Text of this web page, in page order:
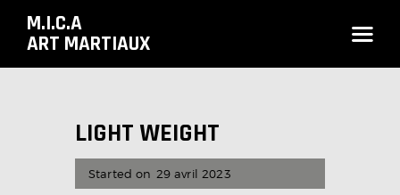
M.I.C.A
ART MARTIAUX
COURS ET HORAIRES
LIGHT WEIGHT
Started on 29 avril 2023